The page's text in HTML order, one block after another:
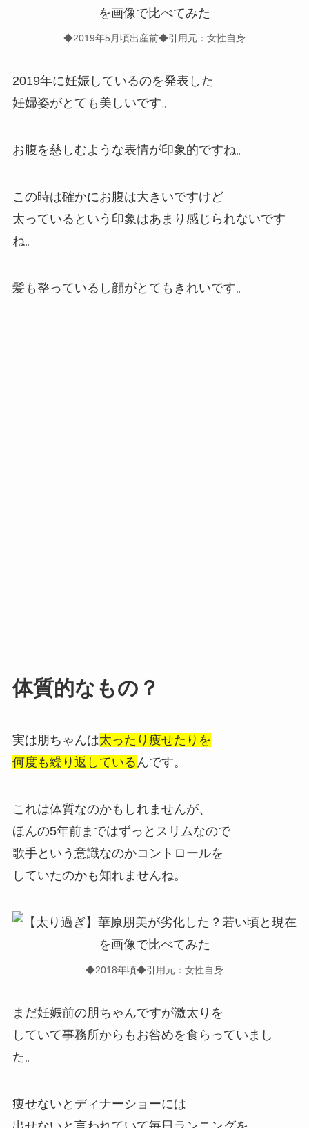
◆2019年5月頃出産前◆引用元：女性自身
2019年に妊娠しているのを発表した
妊婦姿がとても美しいです。
お腹を慈しむような表情が印象的ですね。
この時は確かにお腹は大きいですけど
太っているという印象はあまり感じられないです
ね。
髪も整っているし顔がとてもきれいです。
体質的なもの？
実は朋ちゃんは太ったり痩せたりを
何度も繰り返している んです。
これは体質なのかもしれませんが、
ほんの5年前まではずっとスリムなので
歌手という意識なのかコントロールを
していたのかも知れませんね。
◆2018年頃◆引用元：女性自身
まだ妊娠前の朋ちゃんですが激太りを
していて事務所からもお咎めを食らっていまし
た。
痩せないとディナーショーには